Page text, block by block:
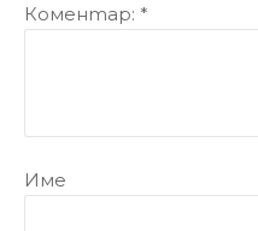
Коментар: *
Име